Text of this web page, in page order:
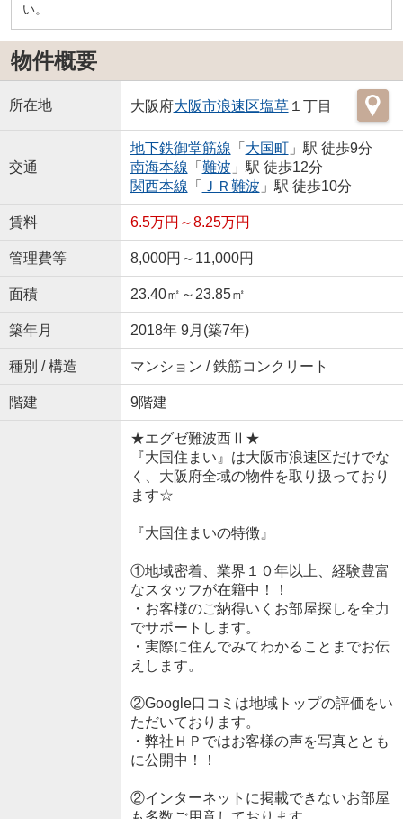
い。
物件概要
所在地 大阪府大阪市浪速区塩草１丁目
交通
地下鉄御堂筋線 「 大国町」駅 徒歩9分
南海本線 「 難波 」駅 徒歩12分
関西本線 「 ＪＲ難波 」駅 徒歩10分
賃料 6.5万円～8.25万円
管理費等 8,000円～11,000円
面積 23.40㎡～23.85㎡
築年月 2018年 9月(築7年)
種別 / 構造 マンション / 鉄筋コンクリート
階建 9階建
★エグゼ難波西Ⅱ★
『大国住まい』は大阪市浪速区だけでな
く、大阪府全域の物件を取り扱っており
ます☆
『大国住まいの特徴』
①地域密着、業界１０年以上、経験豊富
なスタッフが在籍中！！
・お客様のご納得いくお部屋探しを全力
でサポートします。
・実際に住んでみてわかることまでお伝
えします。
②Google口コミは地域トップの評価をい
ただいております。
・弊社ＨＰではお客様の声を写真ととも
に公開中！！
②インターネットに掲載できないお部屋